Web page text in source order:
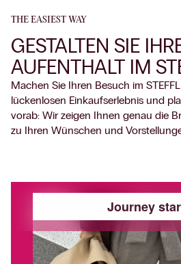
THE EASIEST WAY
GESTALTEN SIE
AUFENTHALT IM
Machen Sie Ihren Besuch im
lückenlosen Einkaufserlebnis und
vorab: Wir zeigen Ihnen genau die
zu Ihren Wünschen und